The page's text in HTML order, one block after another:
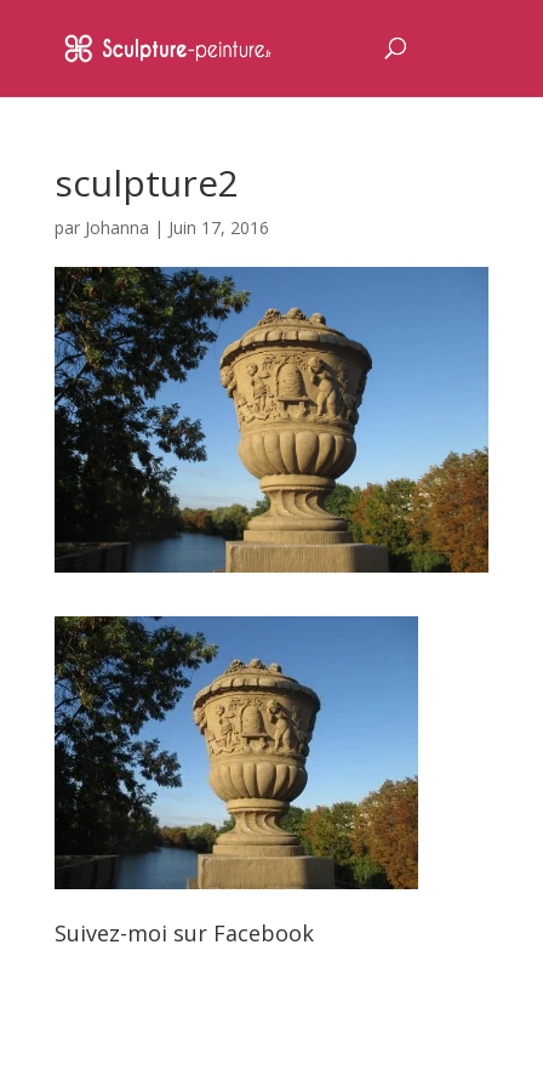
sculpture2
par Johanna | Juin 17, 2016
Suivez-moi sur Facebook